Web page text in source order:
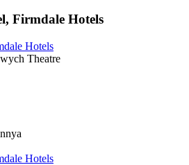
Firmdale Hotels
Hotels
Theatre
Hotels